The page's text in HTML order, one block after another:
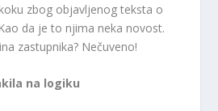
zbog objavljenog teksta o
da je to njima neka novost.
zastupnika? Nečuveno!
na logiku